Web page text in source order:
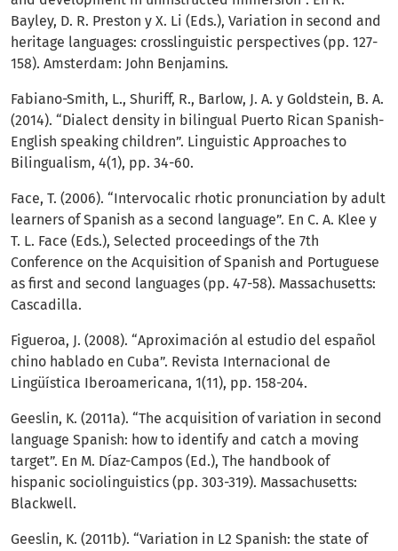
Bayley, D. R. Preston y X. Li (Eds.), Variation in second and
heritage languages: crosslinguistic perspectives (pp. 127-
158). Amsterdam: John Benjamins.
Fabiano-Smith, L., Shuriff, R., Barlow, J. A. y Goldstein, B. A.
(2014). “Dialect density in bilingual Puerto Rican Spanish-
English speaking children”. Linguistic Approaches to
Bilingualism, 4(1), pp. 34-60.
Face, T. (2006). “Intervocalic rhotic pronunciation by adult
learners of Spanish as a second language”. En C. A. Klee y
T. L. Face (Eds.), Selected proceedings of the 7th
Conference on the Acquisition of Spanish and Portuguese
as first and second languages (pp. 47-58). Massachusetts:
Cascadilla.
Figueroa, J. (2008). “Aproximación al estudio del español
chino hablado en Cuba”. Revista Internacional de
Lingüística Iberoamericana, 1(11), pp. 158-204.
Geeslin, K. (2011a). “The acquisition of variation in second
language Spanish: how to identify and catch a moving
target”. En M. Díaz-Campos (Ed.), The handbook of
hispanic sociolinguistics (pp. 303-319). Massachusetts:
Blackwell.
Geeslin, K. (2011b). “Variation in L2 Spanish: the state of